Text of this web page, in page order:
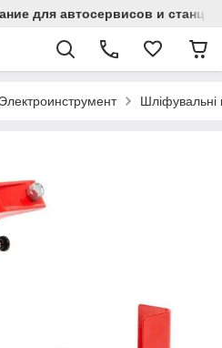
для автосервисов и
Электроинструмент Шліфувальні